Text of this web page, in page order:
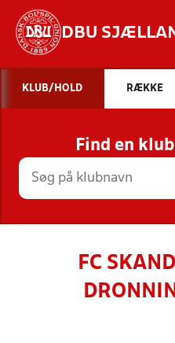
DBU
STILLINGER,
KLUB/HOLD RÆKKE
Find en
FC